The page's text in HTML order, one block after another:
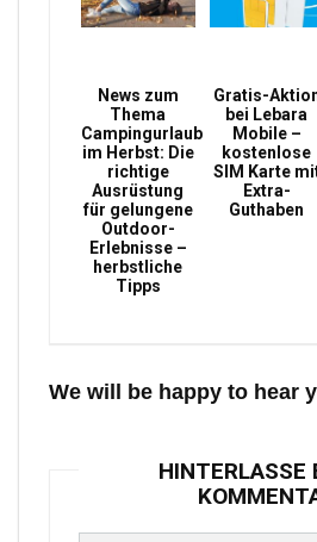
News zum
Thema
Campingurlaub
im Herbst: Die
richtige
Ausrüstung
für gelungene
Outdoor-
Erlebnisse –
herbstliche
Tipps
Gratis-
bei Lebara
Mobile –
kostenlose
SIM Karte
Extra-
Guthaben
We will be happy to hear
HINTERLASSE